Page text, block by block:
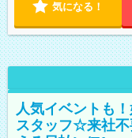
気になる！
人気イベントも
スタッフ☆来社不